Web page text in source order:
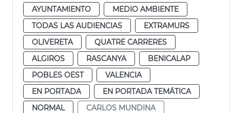
AYUNTAMIENTO
MEDIO AMBIENTE
TODAS LAS AUDIENCIAS
EXTRAMURS
OLIVERETA
QUATRE CARRERES
ALGIROS
RASCANYA
BENICALAP
POBLES OEST
VALENCIA
EN PORTADA
EN PORTADA TEMÁTICA
NORMAL
CARLOS MUNDINA